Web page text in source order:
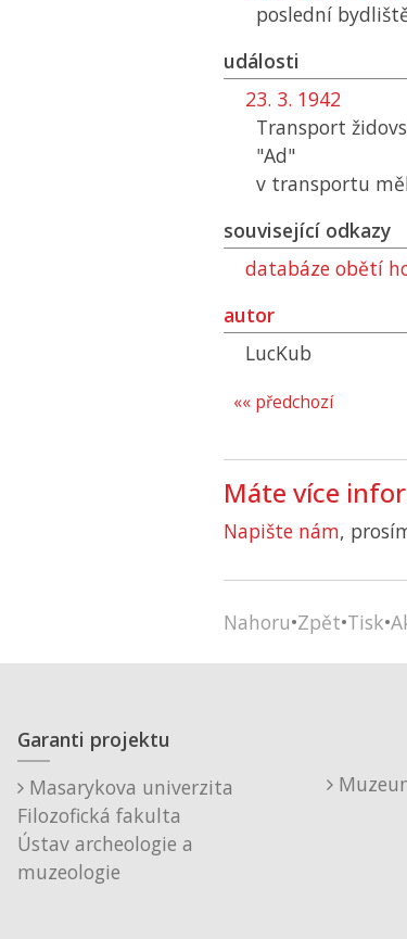
poslední
události
23. 3. 1942
Transport
"Ad"
v transportu
související odkazy
databáze obětí
autor
LucKub
«« předchozí
Máte více
Napište nám,
Nahoru•Zpět•Tisk•
Garanti projektu
Masarykova univerzita
Filozofická fakulta
Ústav archeologie a
muzeologie